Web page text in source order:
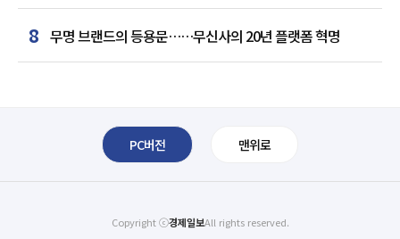
8 무명 브랜드의 등용문……무신사의 20년 플랫폼 혁명
PC버전 맨위로
Copyright ⓒ경제일보All rights reserved.